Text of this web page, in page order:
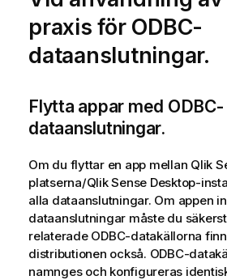
n
praxis för ODBC-
dataanslutningar.
Flytta appar med ODBC-
dataanslutningar.
Om du flyttar en app mellan Qlik
platserna/Qlik Sense Desktop-
alla dataanslutningar. Om appen
dataanslutningar måste du
relaterade ODBC-datakällorna
distributionen också. ODBC-
namnges och konfigureras